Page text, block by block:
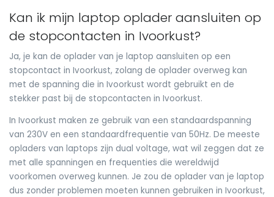
Kan ik mijn laptop oplader aansluiten op
de stopcontacten in Ivoorkust?
Ja, je kan de oplader van je laptop aansluiten op een
stopcontact in Ivoorkust, zolang de oplader overweg kan
met de spanning die in Ivoorkust wordt gebruikt en de
stekker past bij de stopcontacten in Ivoorkust.
In Ivoorkust maken ze gebruik van een standaardspanning
van 230V en een standaardfrequentie van 50Hz. De meeste
opladers van laptops zijn dual voltage, wat wil zeggen dat ze
met alle spanningen en frequenties die wereldwijd
voorkomen overweg kunnen. Je zou de oplader van je laptop
dus zonder problemen moeten kunnen gebruiken in Ivoorkust,